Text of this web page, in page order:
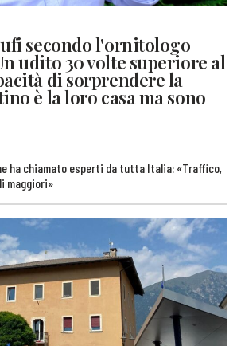
secondo l'ornitologo
udito 30 volte superiore al
di sorprendere la
è la loro casa ma sono
ha chiamato esperti da tutta Italia: «Traffico,
maggiori»